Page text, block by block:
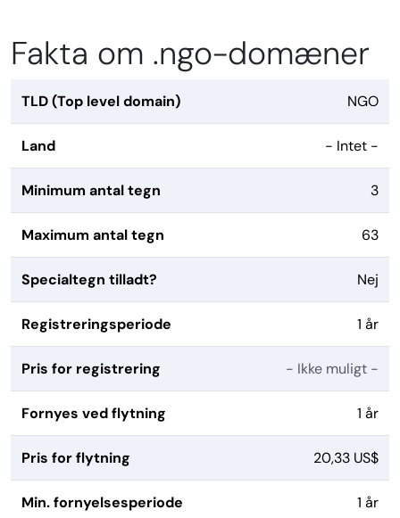
Fakta om .ngo-domæner
TLD (Top level domain) NGO
Land - Intet -
Minimum antal tegn 3
Maximum antal tegn 63
Specialtegn tilladt? Nej
Registreringsperiode 1 år
Pris for registrering - Ikke muligt -
Fornyes ved flytning 1 år
Pris for flytning 20,33 US$
Min. fornyelsesperiode 1 år